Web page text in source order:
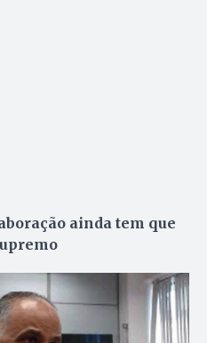
ainda tem que